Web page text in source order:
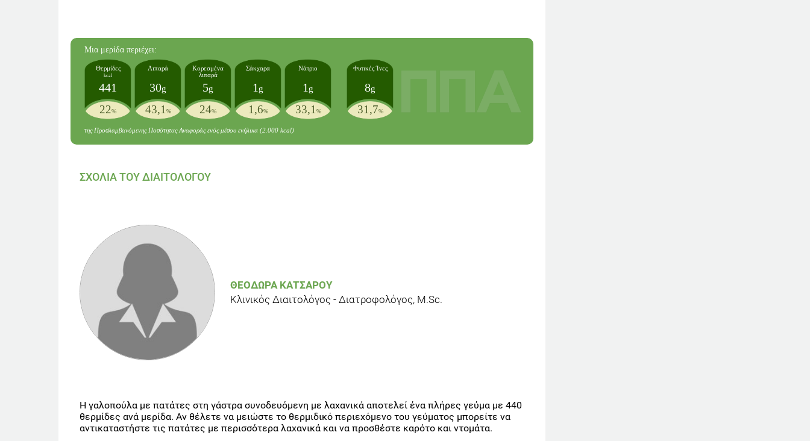
Mια μερίδα περιέχει:
Θερμίδες
kcal
441
22%
Λιπαρά
30g
43,1 %
Κορεσμένα
λιπαρά
5g
24%
Σάκχαρα
1 g
1,6%
Νάτριο
1 g
33,1 %
Φυτικές Ίνες
8g
31,7%
της Προσλαμβανόμενης Ποσότητας Αναφοράς ενός μέσου ενήλικα (2.000 kcal)
ΣΧΟΛΙΑ ΤΟΥ ΔΙΑΙΤΟΛΟΓΟΥ
ΘΕΟΔΏΡΑ ΚΑΤΣΑΡΟΎ
Κλινικός Διαιτολόγος - Διατροφολόγος, M.Sc.
Η γαλοπούλα με πατάτες στη γάστρα συνοδευόμενη με λαχανικά αποτελεί ένα πλήρες γεύμα με 440
θερμίδες ανά μερίδα. Αν θέλετε να μειώστε το θερμιδικό περιεχόμενο του γεύματος μπορείτε να
αντικαταστήστε τις πατάτες με περισσότερα λαχανικά και να προσθέστε καρότο και ντομάτα.